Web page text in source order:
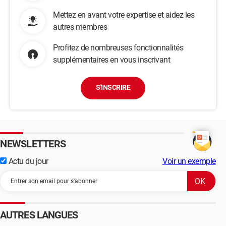
Mettez en avant votre expertise et aidez les
autres membres
Profitez de nombreuses fonctionnalités
supplémentaires en vous inscrivant
S'INSCRIRE
NEWSLETTERS
Actu du jour Voir un exemple
AUTRES LANGUES